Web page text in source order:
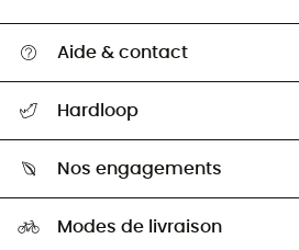
Aide & contact
Retour & remboursement
Guide des tailles
Seconde Main
Hardloop
HardGuides
Nos engagements
Modes de livraison